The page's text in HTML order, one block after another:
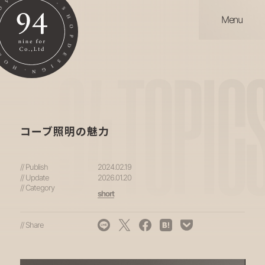
Menu
94
コーブ照明の魅力
// Publish
2024.02.19
// Update
2026.01.20
// Category
short
// Share